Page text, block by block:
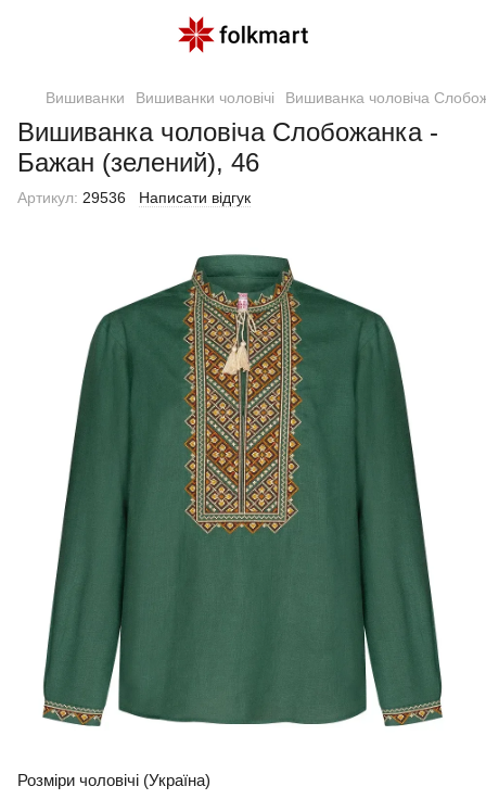
Вишиванки Вишиванки чоловічі Вишиванка чоловіча
Вишиванка чоловіча Слобожанка -
Бажан (зелений), 46
Артикул: 29536 Написати відгук
Розміри чоловічі (Україна)